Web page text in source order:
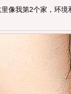
像我第2个家，环